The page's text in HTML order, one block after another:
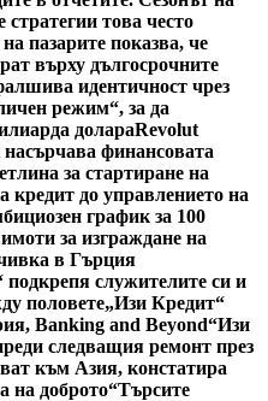
това често
пазарите показва, че
върху дългосрочните
идентичност чрез
режим“, за да
долараRevolut
финансовата
за стартиране на
кредит до управлението на
график за 100
за изграждане на
в Гърция
служителите си и
половете„Изи Кредит“
Banking and Beyond“Изи
следващия ремонт през
към Азия, констатира
на доброто“Търсите